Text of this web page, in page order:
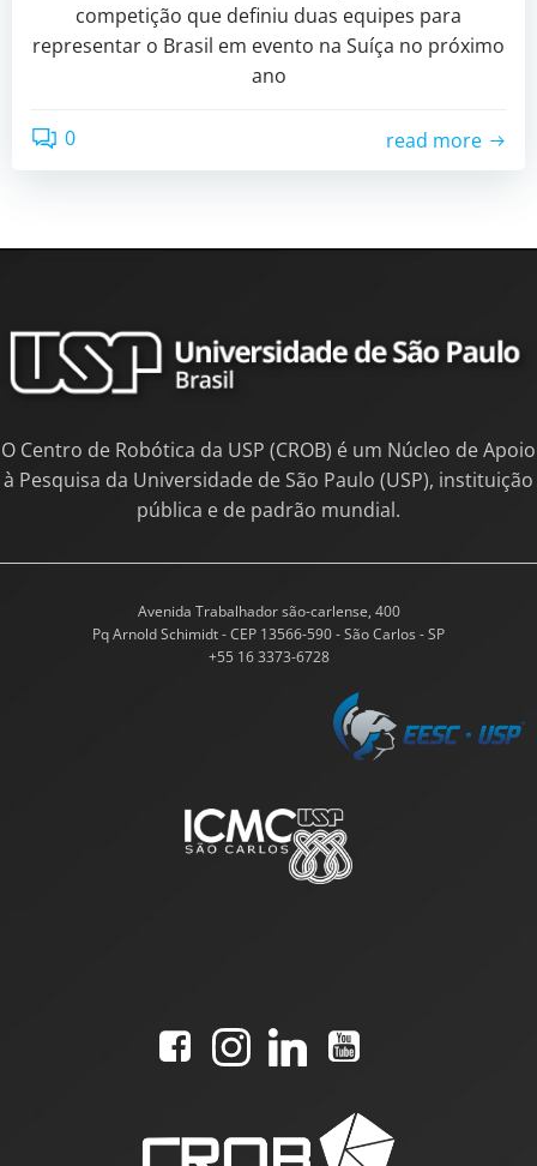
competição que definiu duas equipes para
representar o Brasil em evento na Suíça no próximo
ano
0 read more
O Centro de Robótica da USP (CROB) é um Núcleo de Apoio
à Pesquisa da Universidade de São Paulo (USP), instituição
pública e de padrão mundial.
Avenida Trabalhador são-carlense, 400
Pq Arnold Schimidt - CEP 13566-590 - São Carlos - SP
+55 16 3373-6728